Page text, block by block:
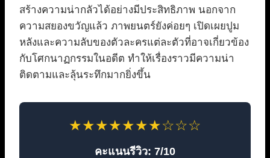
สร้างความน่ากลัวได้อย่างมีประสิทธิภาพ นอกจาก
ความสยองขวัญแล้ว ภาพยนตร์ยังค่อยๆ เปิดเผยปูม
หลังและความลับของตัวละครแต่ละตัวที่อาจเกี่ยวข้อง
กับโศกนาฏกรรมในอดีต ทำให้เรื่องราวมีความน่า
ติดตามและลุ้นระทึกมากยิ่งขึ้น
★★★★★★★☆☆☆
คะแนนรีวิว: 7/10